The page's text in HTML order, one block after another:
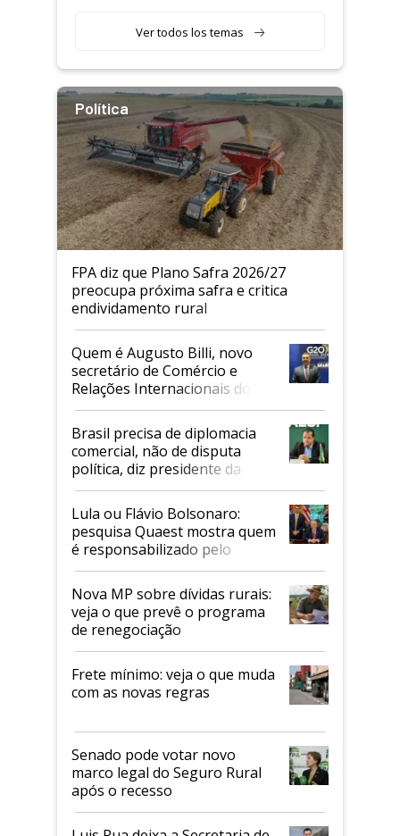
Ver todos los temas
Política
FPA diz que Plano Safra 2026/27
preocupa próxima safra e critica
endividamento rural
Quem é Augusto Billi, novo
secretário de Comércio e
Relações Internacionais do
Mapa
Brasil precisa de diplomacia
comercial, não de disputa
política, diz presidente da
Faesp
Lula ou Flávio Bolsonaro:
pesquisa Quaest mostra quem
é responsabilizado pelo
tarifaço dos EUA
Nova MP sobre dívidas rurais:
veja o que prevê o programa
de renegociação
Frete mínimo: veja o que muda
com as novas regras
Senado pode votar novo
marco legal do Seguro Rural
após o recesso